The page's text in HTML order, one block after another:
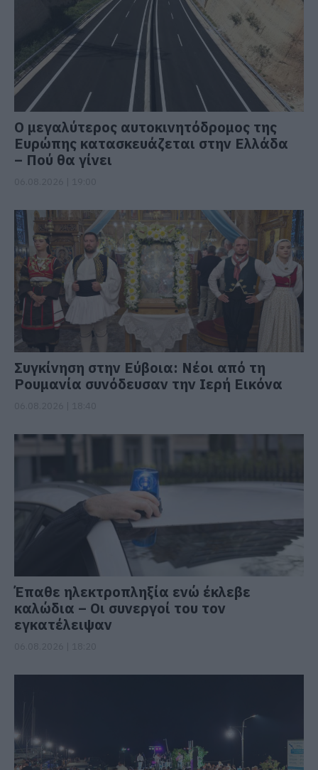
Ο μεγαλύτερος αυτοκινητόδρομος της
Ευρώπης κατασκευάζεται στην Ελλάδα
– Πού θα γίνει
Συγκίνηση στην Εύβοια: Νέοι από τη
Ρουμανία συνόδευσαν την Ιερή Εικόνα
Έπαθε ηλεκτροπληξία ενώ έκλεβε
καλώδια – Οι συνεργοί του τον
εγκατέλειψαν